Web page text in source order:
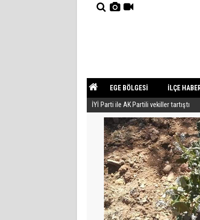
EGE BÖLGESİ İLÇE
YAZARLAR GÜNDEM
İYİ Parti ile AK Partili vekiller tartıştı